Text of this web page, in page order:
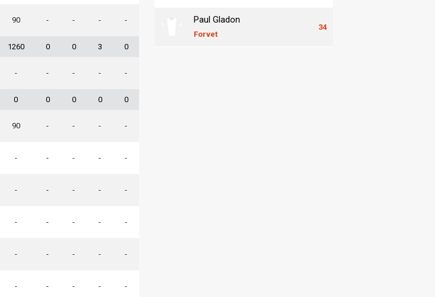
90 - - - -
1260 0 0 3 0
- - - - -
0 0 0 0 0
90 - - - -
- - - - -
- - - - -
- - - - -
- - - - -
- - - - -
Paul Gladon
Forvet
34